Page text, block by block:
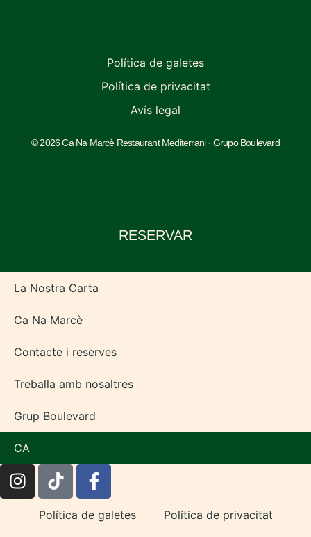
Política de galetes
Política de privacitat
Avís legal
© 2026 Ca Na Marcè Restaurant Mediterrani · Grupo Boulevard
RESERVAR
La Nostra Carta
Ca Na Marcè
Contacte i reserves
Treballa amb nosaltres
Grup Boulevard
CA
Política de galetes Política de privacitat